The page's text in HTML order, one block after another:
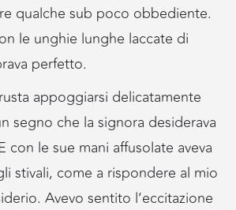
qualche sub poco obbediente.
le unghie lunghe laccate di
perfetto.
appoggiarsi delicatamente
segno che la signora desiderava
con le sue mani affusolate aveva
stivali, come a rispondere al mio
Avevo sentito l’eccitazione